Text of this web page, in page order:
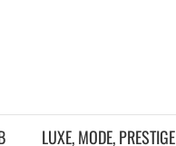
LUXE, MODE, PRESTIGE